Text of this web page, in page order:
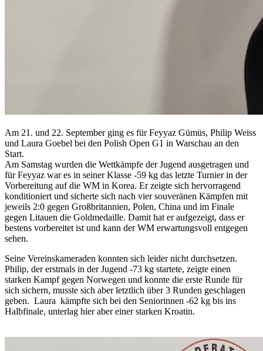
Am 21. und 22. September ging es für Feyyaz Gümüs, Philip Weiss
und Laura Goebel bei den Polish Open G1 in Warschau an den
Start.
Am Samstag wurden die Wettkämpfe der Jugend ausgetragen und
für Feyyaz war es in seiner Klasse -59 kg das letzte Turnier in der
Vorbereitung auf die WM in Korea. Er zeigte sich hervorragend
konditioniert und sicherte sich nach vier souveränen Kämpfen mit
jeweils 2:0 gegen Großbritannien, Polen, China und im Finale
gegen Litauen die Goldmedaille. Damit hat er aufgezeigt, dass er
bestens vorbereitet ist und kann der WM erwartungsvoll entgegen
sehen.
Seine Vereinskameraden konnten sich leider nicht durchsetzen.
Philip, der erstmals in der Jugend -73 kg startete, zeigte einen
starken Kampf gegen Norwegen und konnte die erste Runde für
sich sichern, musste sich aber letztlich über 3 Runden geschlagen
geben. Laura kämpfte sich bei den Seniorinnen -62 kg bis ins
Halbfinale, unterlag hier aber einer starken Kroatin.